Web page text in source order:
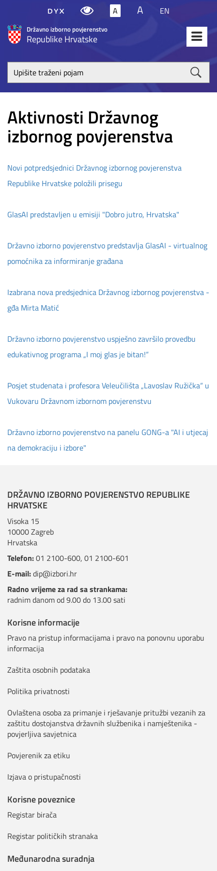
Državno izborno povjerenstvo
Republike Hrvatske
A A EN
Upišite
traženi
Aktivnosti Državnog
izbornog povjerenstva
Novi potpredsjednici Državnog izbornog povjerenstva
Republike Hrvatske položili prisegu
GlasAI predstavljen u emisiji "Dobro jutro, Hrvatska"
Državno izborno povjerenstvo predstavlja GlasAI - virtualnog
pomoćnika za informiranje građana
Izabrana nova predsjednica Državnog izbornog povjerenstva -
gđa Mirta Matić
Državno izborno povjerenstvo uspješno završilo provedbu
edukativnog programa „I moj glas je bitan!“
Posjet studenata i profesora Veleučilišta „Lavoslav Ružička“ u
Vukovaru Državnom izbornom povjerenstvu
Državno izborno povjerenstvo na panelu GONG-a "AI i utjecaj
na demokraciju i izbore"
DRŽAVNO IZBORNO POVJERENSTVO REPUBLIKE
HRVATSKE
Visoka 15
10000 Zagreb
Hrvatska
Telefon:01 2100-600, 01 2100-601
E-mail:dip@izbori.hr
Radno vrijeme za rad sa strankama:
radnim danom od 9.00 do 13.00 sati
Korisne informacije
Pravo na pristup informacijama i pravo na ponovnu uporabu
informacija
Zaštita osobnih podataka
Politika privatnosti
Ovlaštena osoba za primanje i rješavanje pritužbi vezanih za
zaštitu dostojanstva državnih službenika i namještenika -
povjerljiva savjetnica
Povjerenik za etiku
Izjava o pristupačnosti
Korisne poveznice
Registar birača
Registar političkih stranaka
Međunarodna suradnja